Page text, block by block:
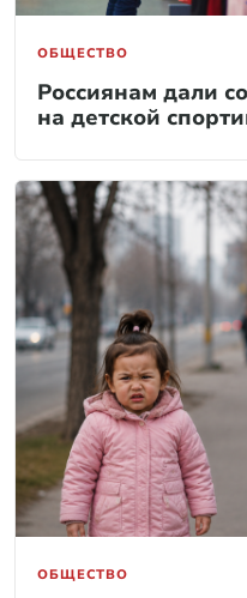
ОБЩЕСТВО
Россиянам дали
на детской
ОБЩЕСТВО